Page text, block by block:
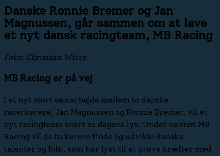
Danske Ronnie Bremer og Jan
Magnussen, går sammen om at lave
et nyt dansk racingteam, MB Racing
Foto: Christian Witte
MB Racing er på vej
I et nyt stort samarbejde mellem to danske
racerkørere, Jan Magnussen og Ronnie Bremer, vil et
nyt racingteam snart se dagens lys. Under navnet MB
Racing vil de to kørere finde og udvikle danske
talenter og folk, som har lyst til at prøve kræfter med